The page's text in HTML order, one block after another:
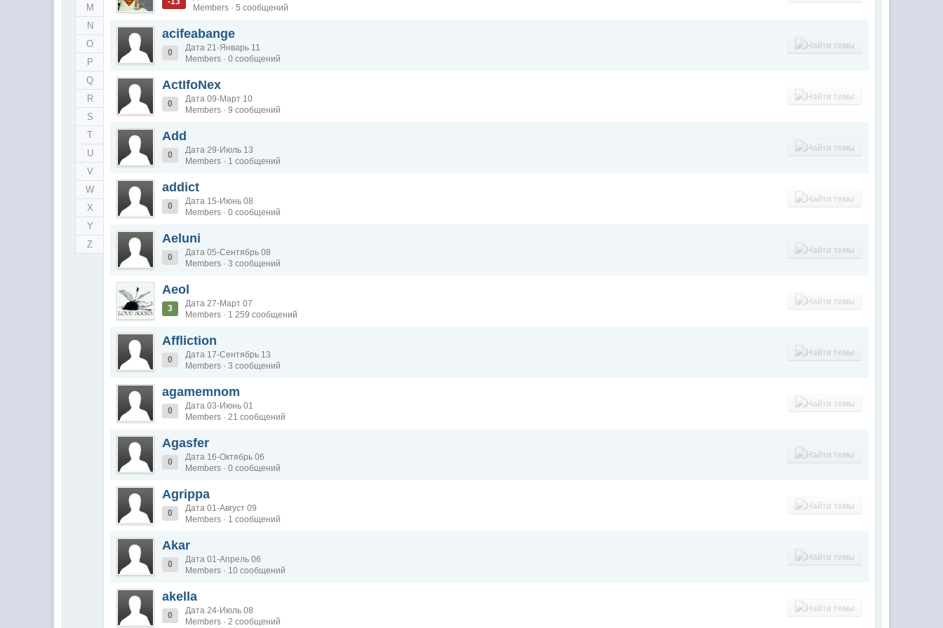
M
N
O
P
Q
R
S
T
U
V
W
X
Y
Z
Members · 5 сообщений
acifeabange
0
Дата 21-Январь 11
Members · 0 сообщений
ActIfoNex
0
Дата 09-Март 10
Members · 9 сообщений
Add
0
Дата 29-Июль 13
Members · 1 сообщений
addict
0
Дата 15-Июнь 08
Members · 0 сообщений
Aeluni
0
Дата 05-Сентябрь 08
Members · 3 сообщений
Aeol
3
Дата 27-Март 07
Members · 1 259 сообщений
Affliction
0
Дата 17-Сентябрь 13
Members · 3 сообщений
agamemnom
0
Дата 03-Июнь 01
Members · 21 сообщений
Agasfer
0
Дата 16-Октябрь 06
Members · 0 сообщений
Agrippa
0
Дата 01-Август 09
Members · 1 сообщений
Akar
0
Дата 01-Апрель 06
Members · 10 сообщений
akella
0
Дата 24-Июль 08
Members · 2 сообщений